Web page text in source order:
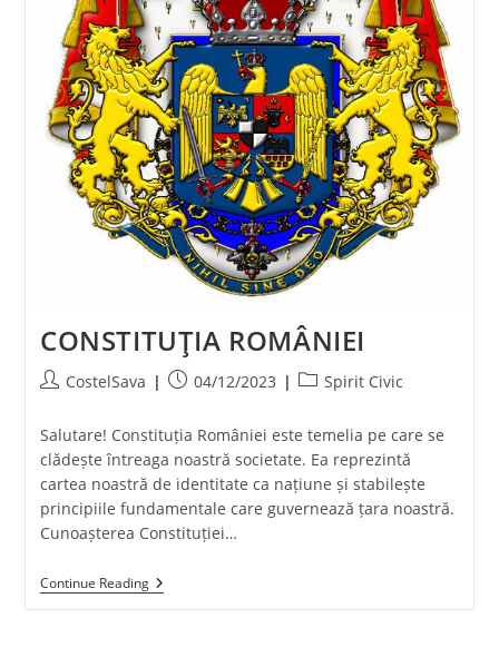
CONSTITUŢIA ROMÂNIEI
PostCostelSava
Post04/12/2023
PostSpirit Civic
Salutare! Constituția României este temelia pe care se
clădește întreaga noastră societate. Ea reprezintă
cartea noastră de identitate ca națiune și stabilește
principiile fundamentale care guvernează țara noastră.
Cunoașterea Constituției…
Continue ReadingCONSTITUŢIA
ROMÂNIEI